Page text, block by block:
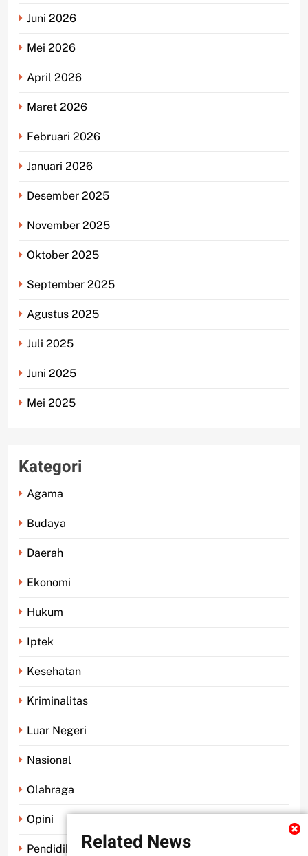
Related News
Juni 2026
Mei 2026
April 2026
Maret 2026
Februari 2026
Januari 2026
Desember 2025
November 2025
Oktober 2025
September 2025
Agustus 2025
Juli 2025
Juni 2025
Mei 2025
Kategori
Agama
Budaya
Daerah
Ekonomi
Hukum
Iptek
Kesehatan
Kriminalitas
Luar Negeri
Nasional
Olahraga
Opini
Pendidikan